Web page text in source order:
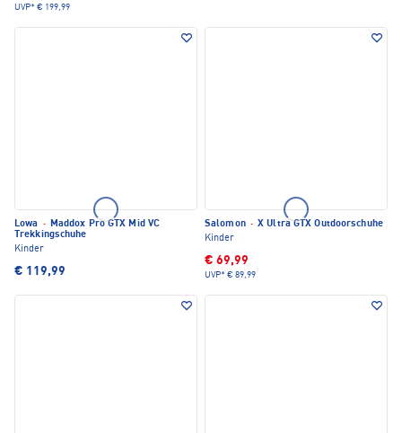
UVP* € 199,99
Lowa · Maddox Pro GTX Mid VC
Trekkingschuhe
Kinder
€ 119,99
Salomon · X Ultra GTX Outdoorschuhe
Kinder
€ 69,99
UVP* € 89,99